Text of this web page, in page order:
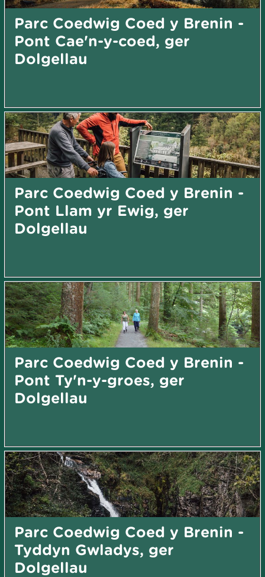
Parc Coedwig Coed y Brenin -
Pont Cae'n-y-coed, ger
Dolgellau
Parc Coedwig Coed y Brenin -
Pont Llam yr Ewig, ger
Dolgellau
Parc Coedwig Coed y Brenin -
Pont Ty'n-y-groes, ger
Dolgellau
Parc Coedwig Coed y Brenin -
Tyddyn Gwladys, ger
Dolgellau